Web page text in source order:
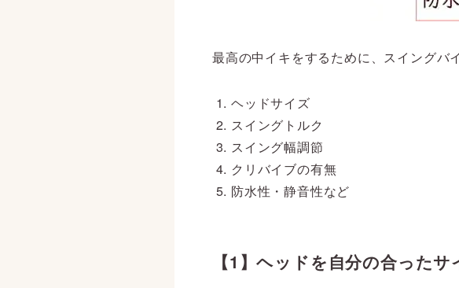
最高の中イキをするために、スイングバ
ヘッドサイズ
スイングトルク
スイング幅調節
クリバイブの有無
防水性・静音性など
【1】ヘッドを自分の合ったサ